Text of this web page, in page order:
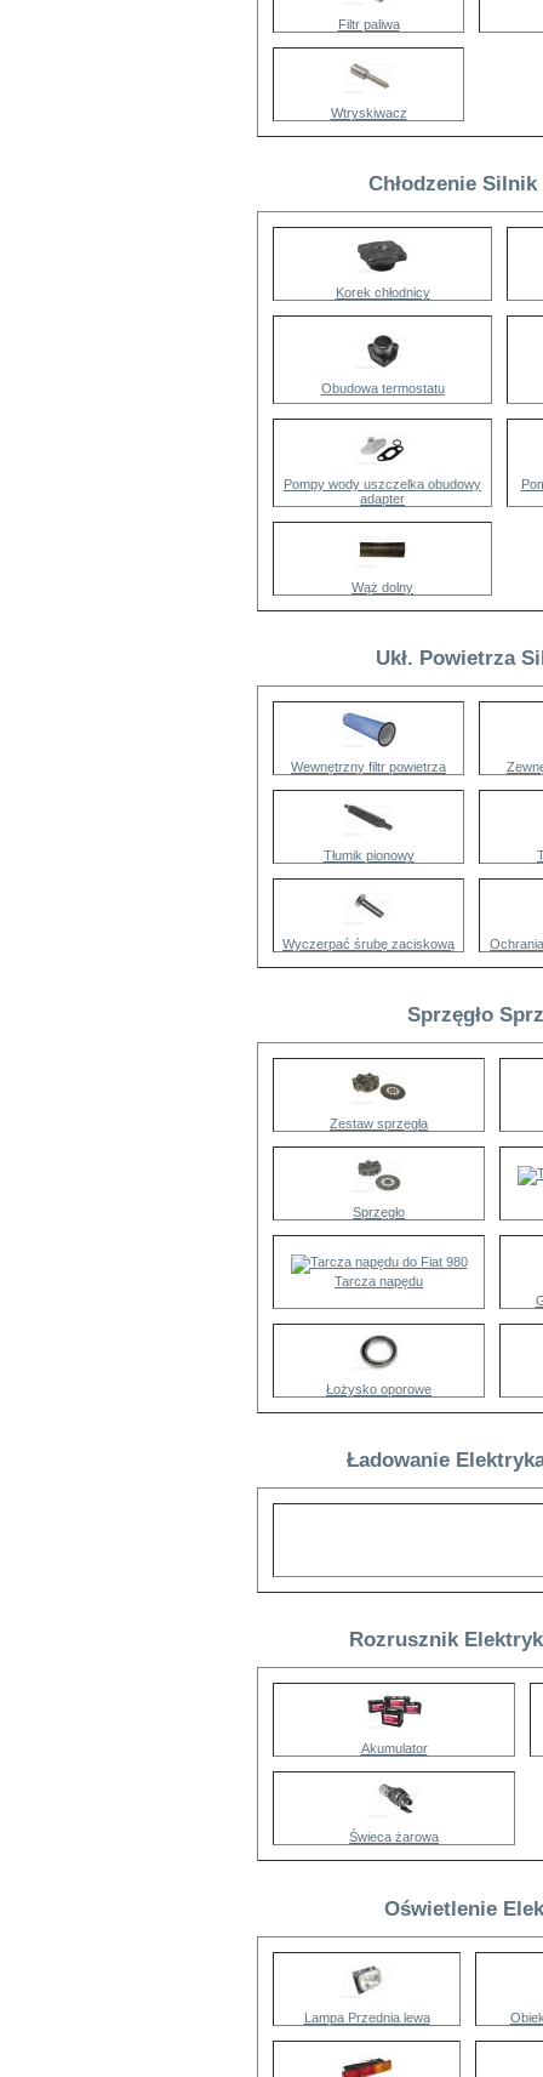
Filtr paliwa
Wtryskiwacz
Chłodzenie
Korek chłodnicy
Obudowa termostatu
Pompy wody uszczelka obudowy
adapter
Wąż dolny
Ukł. Powietrza
Wewnętrzny filtr powietrza
Tłumik pionowy
Wyczerpać śrubę zaciskową
Sprzęgło
Zestaw sprzęgła
Sprzęgło
Tarcza napędu
Łożysko oporowe
Ładowanie
Rozrusznik
Akumulator
Świeca żarowa
Oświetlenie
Lampa Przednia lewa